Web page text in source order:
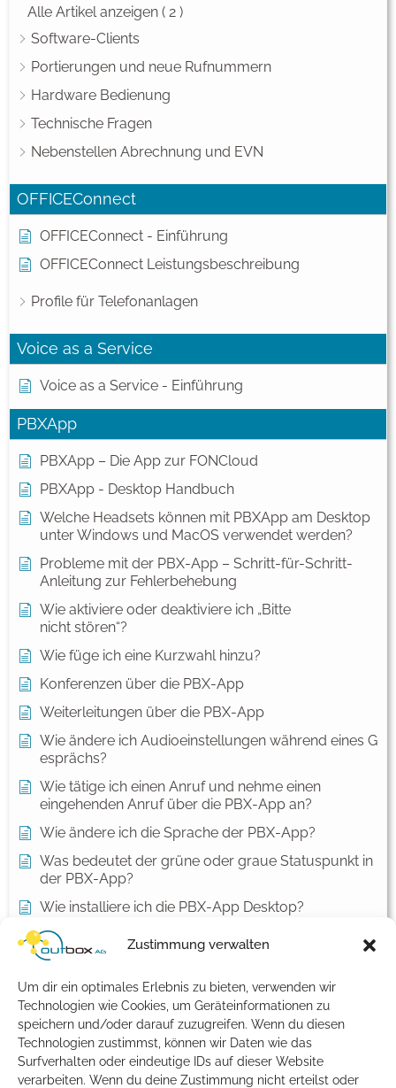
Zustimmung verwalten
Um dir ein optimales Erlebnis zu bieten, verwenden wir
Technologien wie Cookies, um Geräteinformationen zu
speichern und/oder darauf zuzugreifen. Wenn du diesen
Technologien zustimmst, können wir Daten wie das
Surfverhalten oder eindeutige IDs auf dieser Website
verarbeiten. Wenn du deine Zustimmung nicht erteilst oder
Alle Artikel anzeigen ( 2 )
Software-Clients
Portierungen und neue Rufnummern
Hardware Bedienung
Technische Fragen
Nebenstellen Abrechnung und EVN
OFFICEConnect
OFFICEConnect - Einführung
OFFICEConnect Leistungsbeschreibung
Profile für Telefonanlagen
Voice as a Service
Voice as a Service - Einführung
PBXApp
PBXApp – Die App zur FONCloud
PBXApp - Desktop Handbuch
Welche Headsets können mit PBXApp am Desktop
unter Windows und MacOS verwendet werden?
Probleme mit der PBX-App – Schritt-für-Schritt-
Anleitung zur Fehlerbehebung
Wie aktiviere oder deaktiviere ich „Bitte
nicht stören“?
Wie füge ich eine Kurzwahl hinzu?
Konferenzen über die PBX-App
Weiterleitungen über die PBX-App
Wie ändere ich Audioeinstellungen während eines G
esprächs?
Wie tätige ich einen Anruf und nehme einen
eingehenden Anruf über die PBX-App an?
Wie ändere ich die Sprache der PBX-App?
Was bedeutet der grüne oder graue Statuspunkt in
der PBX-App?
Wie installiere ich die PBX-App Desktop?
Wie melde ich mich erstmals an der PBX-App an?
Kontakte und Benachrichtigungen unter macOS
einrichten
Alle Artikel anzeigen( 1 )
Allgemein
Meine Bankverbindung hat sich geändert – was